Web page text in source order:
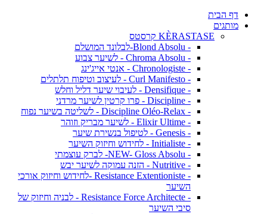
דף הבית
מותגים
KÈRASTASE קרסטס
- Blond Absolu-לבלונד המושלם
- Chroma Absolu - לשיער צבוע
- Chronologiste - אנטי אייג'ינג
- Curl Manifesto - לעיצוב וטיפוח תלתלים
- Densifique - לעיבוי שיער דליל וחלש
- Discipline - פרו קרטין לשיער מרדני
- Discipline Oléo-Relax - לשליטה בשיער נפוח
- Elixir Ultime - לשיער מבריק וזוהר
- Genesis - לטיפול בנשירת שיער
- Initialiste - לחידוש וחיזוק השיער
- NEW- Gloss Absolu- לברק עוצמתי
- Nutritive - הזנה עמוקה לשיער יבש
- Resistance Extentioniste -לחידוש וחיזוק אורכי
השיער
- Resistance Force Architecte - לבניה וחיזוק של
סיבי השיער